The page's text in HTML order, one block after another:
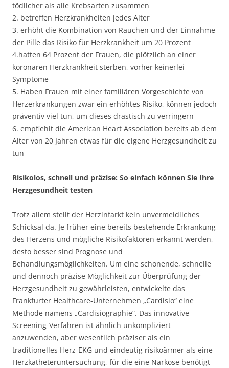
tödlicher als alle Krebsarten zusammen
2. betreffen Herzkrankheiten jedes Alter
3. erhöht die Kombination von Rauchen und der Einnahme
der Pille das Risiko für Herzkrankheit um 20 Prozent
4.hatten 64 Prozent der Frauen, die plötzlich an einer
koronaren Herzkrankheit sterben, vorher keinerlei
Symptome
5. Haben Frauen mit einer familiären Vorgeschichte von
Herzerkrankungen zwar ein erhöhtes Risiko, können jedoch
präventiv viel tun, um dieses drastisch zu verringern
6. empfiehlt die American Heart Association bereits ab dem
Alter von 20 Jahren etwas für die eigene Herzgesundheit zu
tun
Risikolos, schnell und präzise: So einfach können Sie Ihre
Herzgesundheit testen
Trotz allem stellt der Herzinfarkt kein unvermeidliches
Schicksal da. Je früher eine bereits bestehende Erkrankung
des Herzens und mögliche Risikofaktoren erkannt werden,
desto besser sind Prognose und
Behandlungsmöglichkeiten. Um eine schonende, schnelle
und dennoch präzise Möglichkeit zur Überprüfung der
Herzgesundheit zu gewährleisten, entwickelte das
Frankfurter Healthcare-Unternehmen „Cardisio“ eine
Methode namens „Cardisiographie“. Das innovative
Screening-Verfahren ist ähnlich unkompliziert
anzuwenden, aber wesentlich präziser als ein
traditionelles Herz-EKG und eindeutig risikoärmer als eine
Herzkatheteruntersuchung, für die eine Narkose benötigt